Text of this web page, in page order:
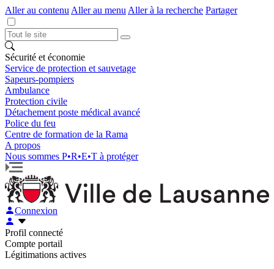
Aller au contenu Aller au menu Aller à la recherche Partager
Sécurité et économie
Service de protection et sauvetage
Sapeurs-pompiers
Ambulance
Protection civile
Détachement poste médical avancé
Police du feu
Centre de formation de la Rama
A propos
Nous sommes P•R•E•T à protéger
Connexion
Profil connecté
Compte portail
Légitimations actives